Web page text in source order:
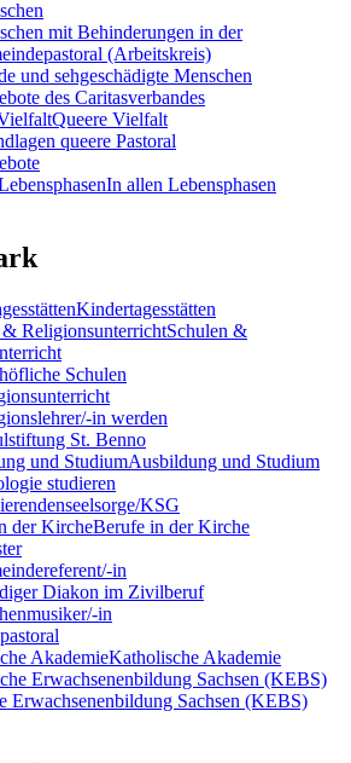
mit Behinderungen in der
(Arbeitskreis)
und sehgeschädigte Menschen
des Caritasverbandes
Queere Vielfalt
queere Pastoral
In allen Lebensphasen
Kindertagesstätten
Schulen &
Schulen
in werden
St. Benno
Ausbildung und Studium
studieren
KSG
Berufe in der Kirche
in
Diakon im Zivilberuf
in
Katholische Akademie
Erwachsenenbildung Sachsen (KEBS)